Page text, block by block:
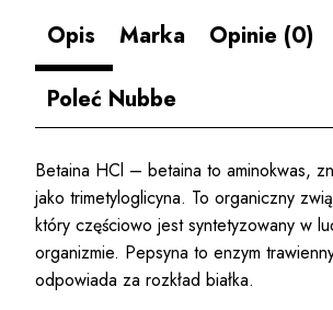
Opis Marka
Opinie (0)
Poleć Nubbe
Betaina HCl – betaina to aminokwas,
jako trimetyloglicyna. To organiczny
który częściowo jest syntetyzowany w
organizmie. Pepsyna to enzym
odpowiada za rozkład białka.